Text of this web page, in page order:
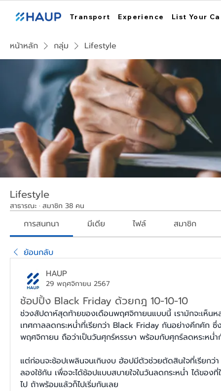
Transport Experience List Your
หน้าหลัก กลุ่ม Lifestyle
Lifestyle
สาธารณะ · สมาชิก 38 คน
การสนทนา มีเดีย ไฟล์ สมาชิก
ย้อนกลับ
HAUP
29 พฤศจิกายน 2567
ช้อปปิ้ง Black Friday ด้วยกฎ 10-10-10
ช่วงสัปดาห์สุดท้ายของเดือนพฤศจิกายนแบบนี้ เรามักจะเห็น
เทศกาลลดกระหน่ำที่เรียกว่า Black Friday กันอย่างคึกคัก
พฤศจิกายน ถือว่าเป็นวันศุกร์หรรษา พร้อมกับศุกร์ลดหระหน่
แต่ก่อนจะช้อปเพลินจนเกินงบ ฮ้อปมีตัวช่วยตัดสินใจที่เรียกว่า
ลองใช้กัน เพื่อจะได้ช้อปแบบสบายใจในวันลดกระหน่ำ ได้ของ
ไป ถ้าพร้อมแล้วก็ไปเริ่มกันเลย